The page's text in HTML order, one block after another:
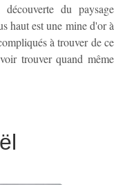
du paysage
haut est une mine d'or à
à trouver de ce
trouver quand même